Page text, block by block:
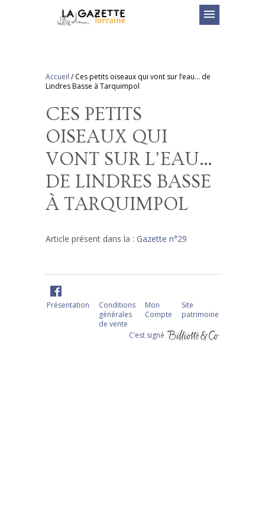
menu
Accueil /Ces petits oiseaux qui vont sur l’eau… de
Lindres Basse à Tarquimpol
CES PETITS
OISEAUX QUI
VONT SUR L’EAU…
DE LINDRES BASSE
À TARQUIMPOL
Article présent dans la : Gazette n°29
Présentation
Conditions
générales
de vente
Mon
Compte
Site
patrimoine
C‘est signé